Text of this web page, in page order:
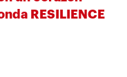
RESILIENCE